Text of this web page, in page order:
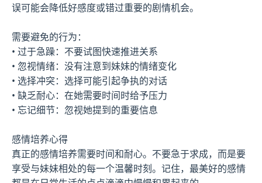
误可能会降低好感度或错过重要的剧情机会。
需要避免的行为：
• 过于急躁：不要试图快速推进关系
• 忽视情绪：没有注意到妹妹的情绪变化
• 选择冲突：选择可能引起争执的对话
• 缺乏耐心：在她需要时间时给予压力
• 忘记细节：忽视她提到的重要信息
感情培养心得
真正的感情培养需要时间和耐心。不要急于求成，而是要
享受与妹妹相处的每一个温馨时刻。记住，最美好的感情